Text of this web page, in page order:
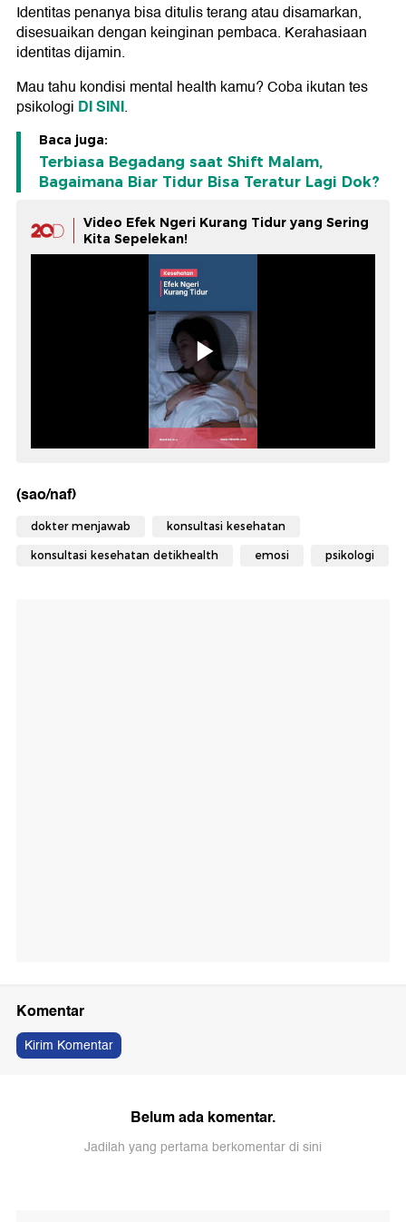
Identitas penanya bisa ditulis terang atau disamarkan,
disesuaikan dengan keinginan pembaca. Kerahasiaan
identitas dijamin.
Mau tahu kondisi mental health kamu? Coba ikutan tes
psikologi DI SINI.
Baca juga:
Terbiasa Begadang saat Shift Malam,
Bagaimana Biar Tidur Bisa Teratur Lagi Dok?
Video Efek Ngeri Kurang Tidur yang Sering
Kita Sepelekan!
(sao/naf)
dokter menjawab konsultasi kesehatan
konsultasi kesehatan detikhealth emosi psikologi
Komentar
Kirim Komentar
Belum ada komentar.
Jadilah yang pertama berkomentar di sini